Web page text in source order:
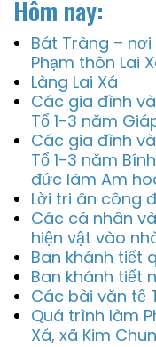
Hôm nay:
Bát Tràng –
Phạm thôn Lai
Làng Lai Xá
Các gia đình
Tổ 1-3 năm
Các gia đình
Tổ 1-3 năm
đức làm Am
Lời tri ân công
Các cá nhân
hiện vật vào
Ban khánh tiết
Ban khánh tiết
Các bài văn tế
Quá trình làm
Xá, xã Kim